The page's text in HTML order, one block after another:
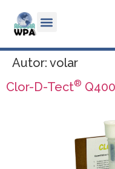
Autor: volar
Clor-D-Tect®